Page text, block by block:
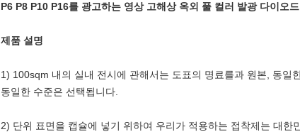
P6 P8 P10 P16를 광고하는 영상 고해상 옥외 풀 컬러 발광 다이오드
제품 설명
1) 100sqm 내의 실내 전시에 관해서는 도표의 명료를과 원본, 동
동일한 수준은 선택됩니다.
2) 단위 표면을 캡슐에 넣기 위하여 우리가 적용하는 접착제는 대